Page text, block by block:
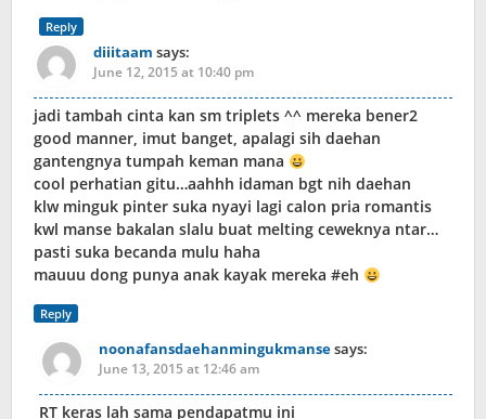
Reply
diiitaam says:
June 12, 2015 at 10:40 pm
jadi tambah cinta kan sm triplets ^^ mereka bener2
good manner, imut banget, apalagi sih daehan
gantengnya tumpah keman mana
cool perhatian gitu…aahhh idaman bgt nih daehan
klw minguk pinter suka nyayi lagi calon pria romantis
kwl manse bakalan slalu buat melting ceweknya ntar…
pasti suka becanda mulu haha
mauuu dong punya anak kayak mereka #eh
Reply
noonafansdaehanmingukmansesays:
June 13, 2015 at 12:46 am
RT keras lah sama pendapatmu ini